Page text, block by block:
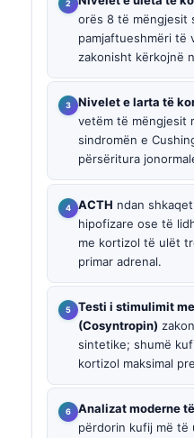
orës 8 të mëngjesit
pamjaftueshmëri të
zakonisht kërkojnë
Nivelet e larta të
vetëm të mëngjesit
sindromën e
përsëritura
ACTH ndan
hipofizare ose të
me kortizol të ulët
primar adrenal.
Testi i stimulimit
(Cosyntropin)
sintetike; shumë
kortizol maksimal
Analizat moderne
përdorin kufij më të